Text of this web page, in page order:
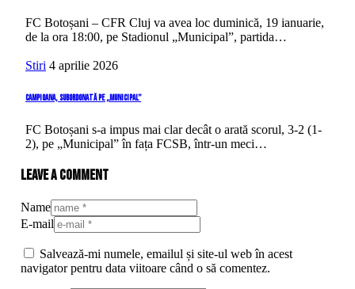
FC Botoșani – CFR Cluj va avea loc duminică, 19 ianuarie,
de la ora 18:00, pe Stadionul „Municipal”, partida…
Stiri 4 aprilie 2026
Campioana, subordonată pe „Municipal”
FC Botoșani s-a impus mai clar decât o arată scorul, 3-2 (1-
2), pe „Municipal” în fața FCSB, într-un meci…
Leave a comment
Name
E-mail
Salvează-mi numele, emailul și site-ul web în acest
navigator pentru data viitoare când o să comentez.